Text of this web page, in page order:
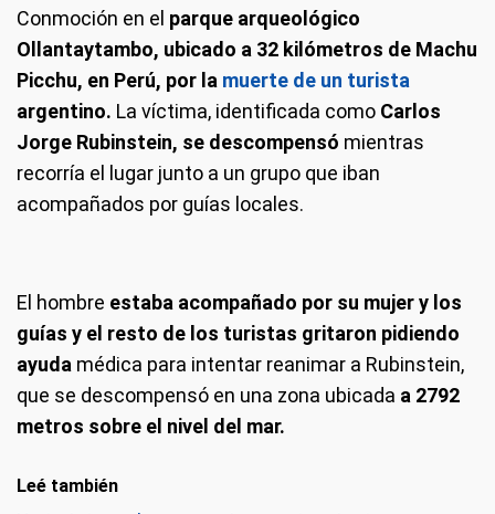
Conmoción en el parque arqueológico
Ollantaytambo, ubicado a 32 kilómetros de Machu
Picchu, en Perú, por la muerte de un turista
argentino. La víctima, identificada como Carlos
Jorge Rubinstein, se descompensó mientras
recorría el lugar junto a un grupo que iban
acompañados por guías locales.
El hombre estaba acompañado por su mujer y los
guías y el resto de los turistas gritaron pidiendo
ayuda médica para intentar reanimar a Rubinstein,
que se descompensó en una zona ubicada a 2792
metros sobre el nivel del mar.
Leé también